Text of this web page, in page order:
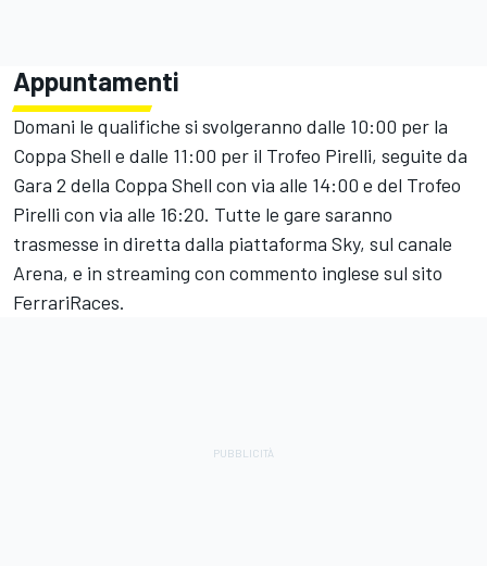
Appuntamenti
Domani le qualifiche si svolgeranno dalle 10:00 per la
Coppa Shell e dalle 11:00 per il Trofeo Pirelli, seguite da
Gara 2 della Coppa Shell con via alle 14:00 e del Trofeo
Pirelli con via alle 16:20. Tutte le gare saranno
trasmesse in diretta dalla piattaforma Sky, sul canale
Arena, e in streaming con commento inglese sul sito
FerrariRaces.